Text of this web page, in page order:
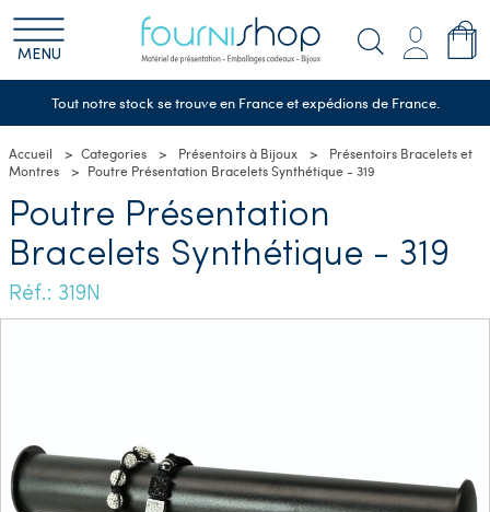
MENU
Tout notre stock se trouve en France et expédions de France.
Accueil Categories Présentoirs à Bijoux
Présentoirs Bracelets et
Montres
Poutre Présentation Bracelets Synthétique - 319
Poutre Présentation
Bracelets Synthétique - 319
Réf.: 319N